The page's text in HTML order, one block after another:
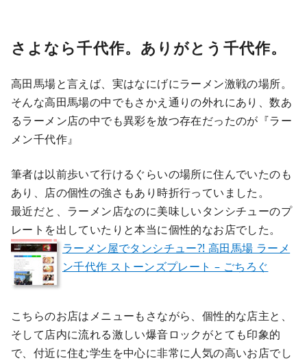
さよなら千代作。ありがとう千代作。
高田馬場と言えば、実はなにげにラーメン激戦の場所。
そんな高田馬場の中でもさかえ通りの外れにあり、数あ
るラーメン店の中でも異彩を放つ存在だったのが『ラー
メン千代作』
筆者は以前歩いて行けるぐらいの場所に住んでいたのも
あり、店の個性の強さもあり時折行っていました。
最近だと、ラーメン店なのに美味しいタンシチューのプ
レートを出していたりと本当に個性的なお店でした。
ラーメン屋でタンシチュー?! 高田馬場 ラーメ
ン千代作 ストーンズプレート – ごちろぐ
こちらのお店はメニューもさながら、個性的な店主と、
そして店内に流れる激しい爆音ロックがとても印象的
で、付近に住む学生を中心に非常に人気の高いお店でし